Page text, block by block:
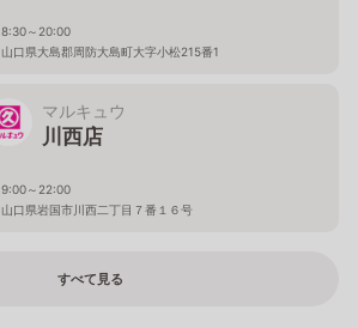
8:30～20:00
山口県大島郡周防大島町大字小松215番1
マルキュウ
川西店
9:00～22:00
山口県岩国市川西二丁目７番１６号
すべて見る